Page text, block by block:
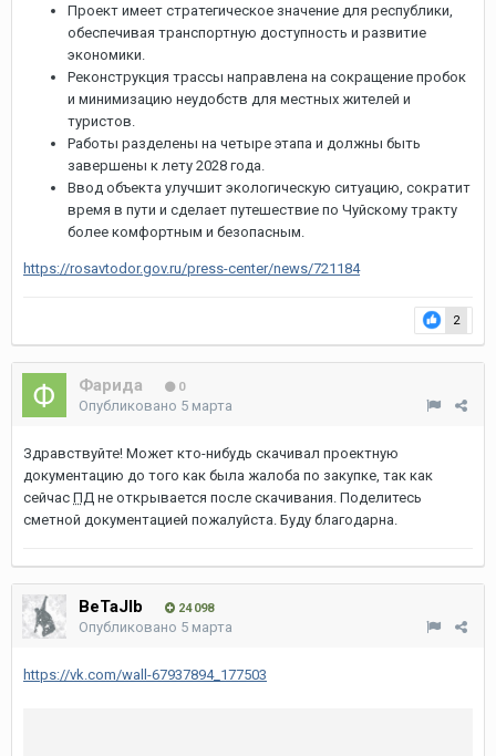
Проект имеет стратегическое значение для республики,
обеспечивая транспортную доступность и развитие
экономики.
Реконструкция трассы направлена на сокращение пробок
и минимизацию неудобств для местных жителей и
туристов.
Работы разделены на четыре этапа и должны быть
завершены к лету 2028 года.
Ввод объекта улучшит экологическую ситуацию, сократит
время в пути и сделает путешествие по Чуйскому тракту
более комфортным и безопасным.
https://rosavtodor.gov.ru/press-center/news/721184
2
Фарида 0
Опубликовано 5 марта
Здравствуйте! Может кто-нибудь скачивал проектную
документацию до того как была жалоба по закупке, так как
сейчас ПД не открывается после скачивания. Поделитесь
сметной документацией пожалуйста. Буду благодарна.
BeTaJIb 24 098
Опубликовано 5 марта
https://vk.com/wall-67937894_177503